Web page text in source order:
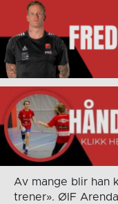
Av mange blir han
trener». ØIF